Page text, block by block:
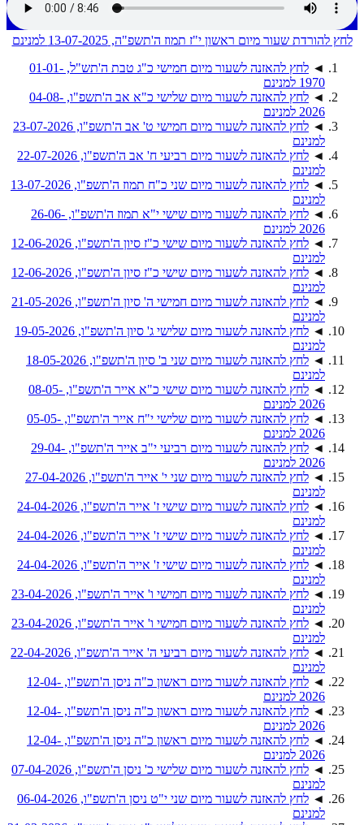
לחץ להורדת שעור מיום ראשון י"ז תמוז ה'תשפ"ה, 13-07-2025 למנינם
◄
לחץ להאזנה לשעור מיום חמישי כ"ג טבת ה'תש"ל, 01-01-
1970 למנינם
◄
לחץ להאזנה לשעור מיום שלישי כ"א אב ה'תשפ"ו, 04-08-
2026 למנינם
◄
לחץ להאזנה לשעור מיום חמישי ט' אב ה'תשפ"ו, 23-07-2026
למנינם
◄
לחץ להאזנה לשעור מיום רביעי ח' אב ה'תשפ"ו, 22-07-2026
למנינם
◄
לחץ להאזנה לשעור מיום שני כ"ח תמוז ה'תשפ"ו, 13-07-2026
למנינם
◄
לחץ להאזנה לשעור מיום שישי י"א תמוז ה'תשפ"ו, 26-06-
2026 למנינם
◄
לחץ להאזנה לשעור מיום שישי כ"ז סיון ה'תשפ"ו, 12-06-2026
למנינם
◄
לחץ להאזנה לשעור מיום שישי כ"ז סיון ה'תשפ"ו, 12-06-2026
למנינם
◄
לחץ להאזנה לשעור מיום חמישי ה' סיון ה'תשפ"ו, 21-05-2026
למנינם
◄
לחץ להאזנה לשעור מיום שלישי ג' סיון ה'תשפ"ו, 19-05-2026
למנינם
◄
לחץ להאזנה לשעור מיום שני ב' סיון ה'תשפ"ו, 18-05-2026
למנינם
◄
לחץ להאזנה לשעור מיום שישי כ"א אייר ה'תשפ"ו, 08-05-
2026 למנינם
◄
לחץ להאזנה לשעור מיום שלישי י"ח אייר ה'תשפ"ו, 05-05-
2026 למנינם
◄
לחץ להאזנה לשעור מיום רביעי י"ב אייר ה'תשפ"ו, 29-04-
2026 למנינם
◄
לחץ להאזנה לשעור מיום שני י' אייר ה'תשפ"ו, 27-04-2026
למנינם
◄
לחץ להאזנה לשעור מיום שישי ז' אייר ה'תשפ"ו, 24-04-2026
למנינם
◄
לחץ להאזנה לשעור מיום שישי ז' אייר ה'תשפ"ו, 24-04-2026
למנינם
◄
לחץ להאזנה לשעור מיום שישי ז' אייר ה'תשפ"ו, 24-04-2026
למנינם
◄
לחץ להאזנה לשעור מיום חמישי ו' אייר ה'תשפ"ו, 23-04-2026
למנינם
◄
לחץ להאזנה לשעור מיום חמישי ו' אייר ה'תשפ"ו, 23-04-2026
למנינם
◄
לחץ להאזנה לשעור מיום רביעי ה' אייר ה'תשפ"ו, 22-04-2026
למנינם
◄
לחץ להאזנה לשעור מיום ראשון כ"ה ניסן ה'תשפ"ו, 12-04-
2026 למנינם
◄
לחץ להאזנה לשעור מיום ראשון כ"ה ניסן ה'תשפ"ו, 12-04-
2026 למנינם
◄
לחץ להאזנה לשעור מיום ראשון כ"ה ניסן ה'תשפ"ו, 12-04-
2026 למנינם
◄
לחץ להאזנה לשעור מיום שלישי כ' ניסן ה'תשפ"ו, 07-04-2026
למנינם
◄
לחץ להאזנה לשעור מיום שני י"ט ניסן ה'תשפ"ו, 06-04-2026
למנינם